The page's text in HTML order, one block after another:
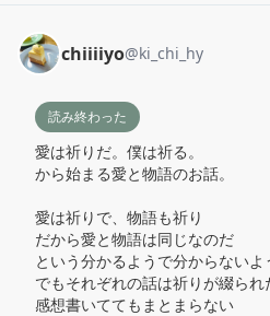
chiiiiyo@ki_chi_hy
読み終わった
愛は祈りだ。僕は祈る。
から始まる愛と物語のお話。
愛は祈りで、物語も祈り
だから愛と物語は同じなのだ
という分かるようで分からないよ
でもそれぞれの話は祈りが綴ら
感想書いててもまとまらない